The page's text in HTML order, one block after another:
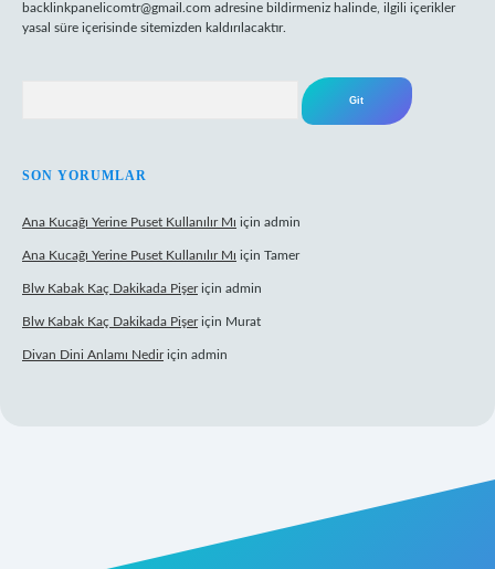
backlinkpanelicomtr@gmail.com adresine bildirmeniz halinde, ilgili içerikler
yasal süre içerisinde sitemizden kaldırılacaktır.
SON YORUMLAR
Ana Kucağı Yerine Puset Kullanılır Mı için admin
Ana Kucağı Yerine Puset Kullanılır Mı için Tamer
Blw Kabak Kaç Dakikada Pişeriçin admin
Blw Kabak Kaç Dakikada Pişeriçin Murat
Divan Dini Anlamı Nediriçin admin